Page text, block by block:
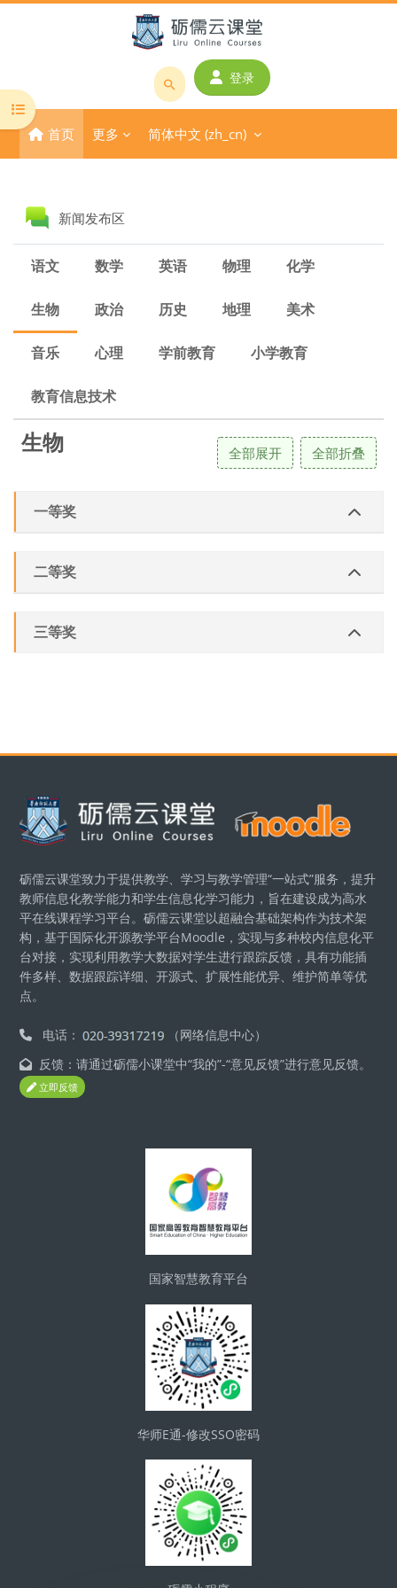
搜
课
程
名
称
登录
首页 更多 简体中文 ‎(zh_cn)‎
打开课程索引
版块新闻发布区
语文 数学 英语 物理 化学
生物 政治 历史 地理 美术
音乐 心理 学前教育 小学教育
教育信息技术
生物 全部展开 全部折叠
一等奖
二等奖
三等奖
版块
砺儒云课堂致力于提供教学、学习与教学管理“一站式”服务，提升
教师信息化教学能力和学生信息化学习能力，旨在建设成为高水
平在线课程学习平台。砺儒云课堂以超融合基础架构作为技术架
构，基于国际化开源教学平台Moodle，实现与多种校内信息化平
台对接，实现利用教学大数据对学生进行跟踪反馈，具有功能插
件多样、数据跟踪详细、开源式、扩展性能优异、维护简单等优
点。
电话：
（网络信息中心）
反馈：请通过砺儒小课堂中“我的”-“意见反馈”进行意见反馈。
立即反馈
国家智慧教育平台
华师E通-修改SSO密码